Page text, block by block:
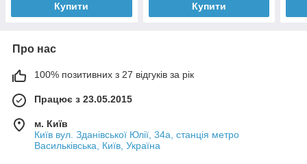
Купити Купити
Про нас
100% позитивних з 27 відгуків за рік
Працює з 23.05.2015
м. Київ
Київ вул. Зданівської Юлії, 34а, станція метро
Васильківська, Київ, Україна